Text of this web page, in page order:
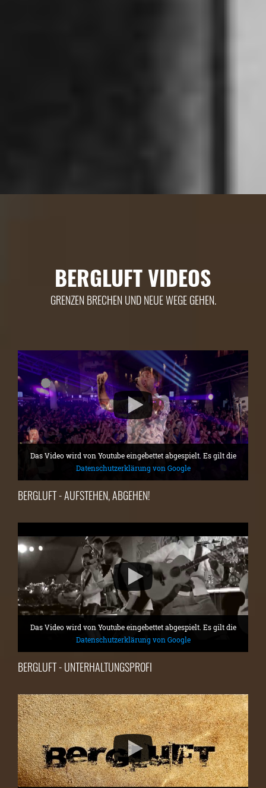
BERGLUFT VIDEOS
GRENZEN BRECHEN UND NEUE WEGE GEHEN.
Das Video wird von Youtube eingebettet abgespielt. Es gilt die
Datenschutzerklärung von Google
BERGLUFT - AUFSTEHEN, ABGEHEN!
Das Video wird von Youtube eingebettet abgespielt. Es gilt die
Datenschutzerklärung von Google
BERGLUFT - UNTERHALTUNGSPROFI